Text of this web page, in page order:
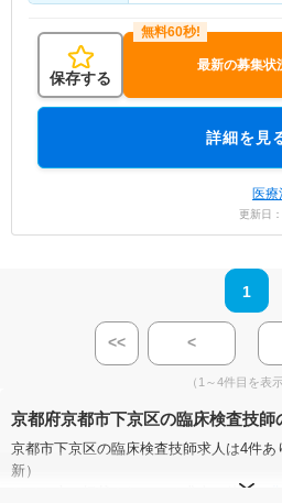
保存する
最新の募集状
詳細を見
医
更新日
1
<< <
（1～4件目を表示
京都府京都市下京区の臨床検査技師
京都市下京区の臨床検査技師求人は4件あ
新）
サイト上に掲載されている求人の他に、